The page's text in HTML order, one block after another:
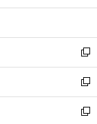
開
ン
ウ
で
開
く
ウ
ン
ド
ウ
で
開
く
新
し
い
ウ
ィ
新
し
い
新